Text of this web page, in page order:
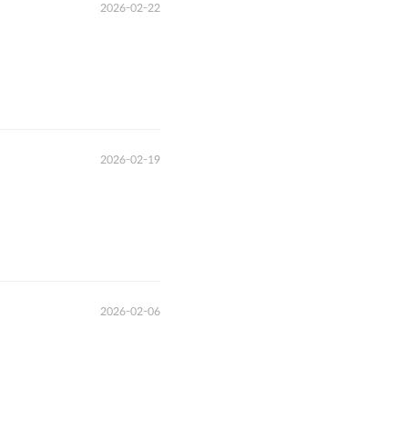
2026-02-22
2026-02-19
2026-02-06